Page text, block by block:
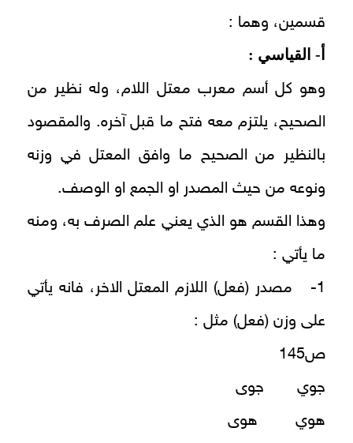
قسمين، وهما :
أ‌- القياسي :
وهو كل أسم معرب معتل اللام، وله نظير من
الصحيح، يلتزم معه فتح ما قبل آخره. والمقصود
بالنظير من الصحيح ما وافق المعتل في وزنه
ونوعه من حيث المصدر او الجمع او الوصف.
وهذا القسم هو الذي يعني علم الصرف به، ومنه
ما يأتي :
1- مصدر (فعل) اللازم المعتل الاخر، فانه يأتي
على وزن (فعل) مثل :
ص145
جوي جوى
هوي هوى